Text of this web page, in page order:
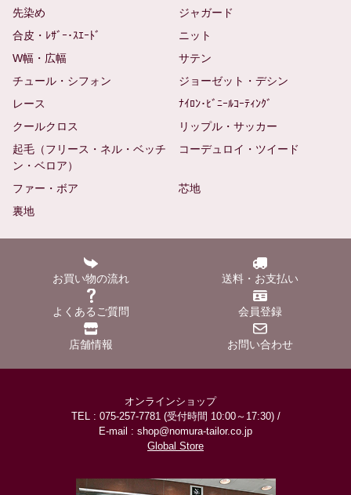
先染め
ジャガード
合皮・ﾚｻﾞｰ･ｽｴｰﾄﾞ
ニット
W幅・広幅
サテン
チュール・シフォン
ジョーゼット・デシン
レース
ﾅｲﾛﾝ･ﾋﾞﾆｰﾙｺｰﾃｨﾝｸﾞ
クールクロス
リップル・サッカー
起毛（フリース・ネル・ベッチ
ン・ベロア）
コーデュロイ・ツイード
ファー・ボア
芯地
裏地
お買い物の流れ 送料・お支払い
よくあるご質問 会員登録
店舗情報 お問い合わせ
オンラインショップ
TEL : 075-257-7781 (受付時間 10:00～17:30) /
E-mail : shop@nomura-tailor.co.jp
Global Store